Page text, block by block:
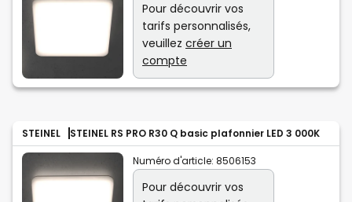
Pour découvrir vos
tarifs personnalisés,
veuillez créer un
compte
STEINEL STEINEL RS PRO R30 Q basic plafonnier LED 3 000K
Numéro d'article: 8506153
Pour découvrir vos